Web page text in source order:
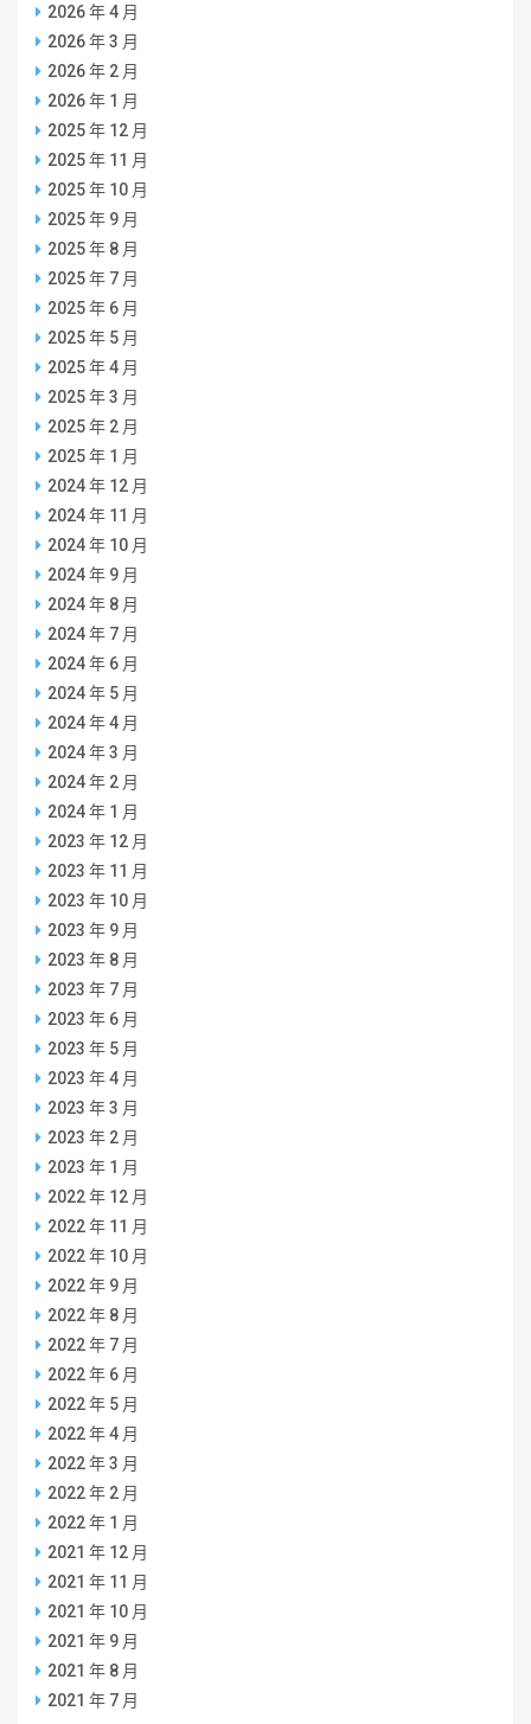
2026 年 4 月
2026 年 3 月
2026 年 2 月
2026 年 1 月
2025 年 12 月
2025 年 11 月
2025 年 10 月
2025 年 9 月
2025 年 8 月
2025 年 7 月
2025 年 6 月
2025 年 5 月
2025 年 4 月
2025 年 3 月
2025 年 2 月
2025 年 1 月
2024 年 12 月
2024 年 11 月
2024 年 10 月
2024 年 9 月
2024 年 8 月
2024 年 7 月
2024 年 6 月
2024 年 5 月
2024 年 4 月
2024 年 3 月
2024 年 2 月
2024 年 1 月
2023 年 12 月
2023 年 11 月
2023 年 10 月
2023 年 9 月
2023 年 8 月
2023 年 7 月
2023 年 6 月
2023 年 5 月
2023 年 4 月
2023 年 3 月
2023 年 2 月
2023 年 1 月
2022 年 12 月
2022 年 11 月
2022 年 10 月
2022 年 9 月
2022 年 8 月
2022 年 7 月
2022 年 6 月
2022 年 5 月
2022 年 4 月
2022 年 3 月
2022 年 2 月
2022 年 1 月
2021 年 12 月
2021 年 11 月
2021 年 10 月
2021 年 9 月
2021 年 8 月
2021 年 7 月